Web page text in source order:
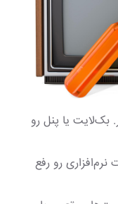
بک‌لایت یا پنل رو
رو رفع